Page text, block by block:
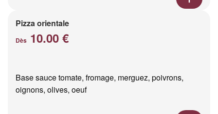
Pizza orientale
Dès 10.00 €
Base sauce tomate, fromage, merguez, poivrons,
oignons, olives, oeuf